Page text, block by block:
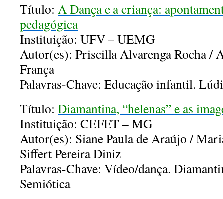
Título: A Dança e a criança:
pedagógica
Instituição: UFV – UEMG
Autor(es): Priscilla Alvarenga Rocha /
França
Palavras-Chave: Educação infantil.
Título: Diamantina, “helenas” e as
Instituição: CEFET – MG
Autor(es): Siane Paula de Araújo /
Siffert Pereira Diniz
Palavras-Chave: Vídeo/dança.
Semiótica